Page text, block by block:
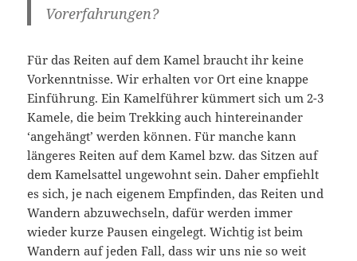
Vorerfahrungen?
Für das Reiten auf dem Kamel braucht ihr keine
Vorkenntnisse. Wir erhalten vor Ort eine knappe
Einführung. Ein Kamelführer kümmert sich um 2-3
Kamele, die beim Trekking auch hintereinander
‘angehängt’ werden können. Für manche kann
längeres Reiten auf dem Kamel bzw. das Sitzen auf
dem Kamelsattel ungewohnt sein. Daher empfiehlt
es sich, je nach eigenem Empfinden, das Reiten und
Wandern abzuwechseln, dafür werden immer
wieder kurze Pausen eingelegt. Wichtig ist beim
Wandern auf jeden Fall, dass wir uns nie so weit